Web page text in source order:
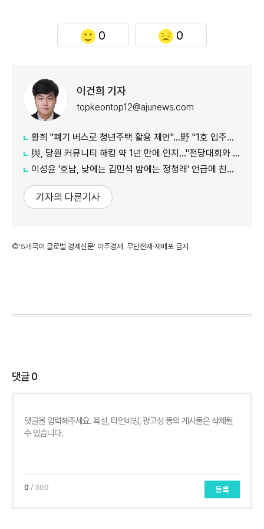
0 0
이건희 기자
topkeontop12@ajunews.com
황희 "폐기 버스로 청년주택 활용 제안"…野 "1호 입주하라"
與, 당원 커뮤니티 해킹 약 1년 만에 인지…"전당대회와 무관"
이성윤 '호남, 낮에는 김민석 밤에는 정청래' 언급에 친명계 반발…"한심한 수준"
기자의 다른기사
©'5개국어 글로벌 경제신문' 아주경제. 무단전재·재배포 금지
댓글0
0 / 300 등록